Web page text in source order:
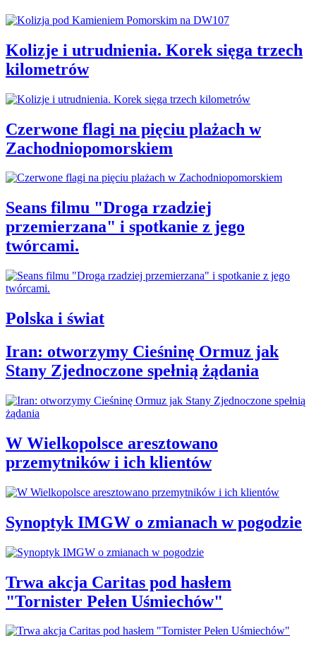
Kolizje i utrudnienia. Korek sięga trzech
kilometrów
Czerwone flagi na pięciu plażach w
Zachodniopomorskiem
Seans filmu "Droga rzadziej
przemierzana" i spotkanie z jego
twórcami.
Polska i świat
Iran: otworzymy Cieśninę Ormuz jak
Stany Zjednoczone spełnią żądania
W Wielkopolsce aresztowano
przemytników i ich klientów
Synoptyk IMGW o zmianach w pogodzie
Trwa akcja Caritas pod hasłem
"Tornister Pełen Uśmiechów"